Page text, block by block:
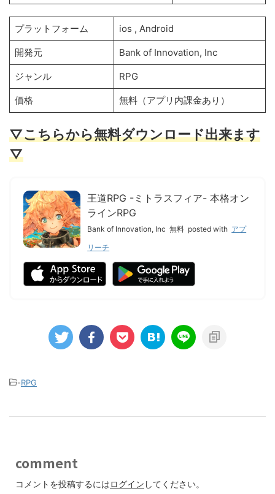
プラットフォーム ios , Android
開発元 Bank of Innovation, Inc
ジャンル RPG
価格 無料（アプリ内課金あり）
▽こちらから無料ダウンロード出来ます
▽
王道RPG -ミトラスフィア- 本格オン
ラインRPG
Bank of Innovation, Inc 無料 posted with アプ
リーチ
-RPG
comment
コメントを投稿するにはログイン してください。